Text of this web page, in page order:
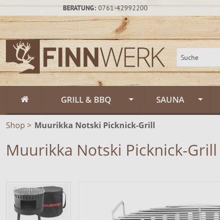
BERATUNG: 0761-42992200
GRILL & BBQ
Flammlachs
Feuerschalen
Feuerschalen
Muurikka Outdoor & Feuerküche
Räucheröfen
SAUNA
Fasssauna /
Gartensauna
Zeltsauna
Shop > Muurikka Notski Picknick-Grill
Muurikka Notski Picknick-Grill